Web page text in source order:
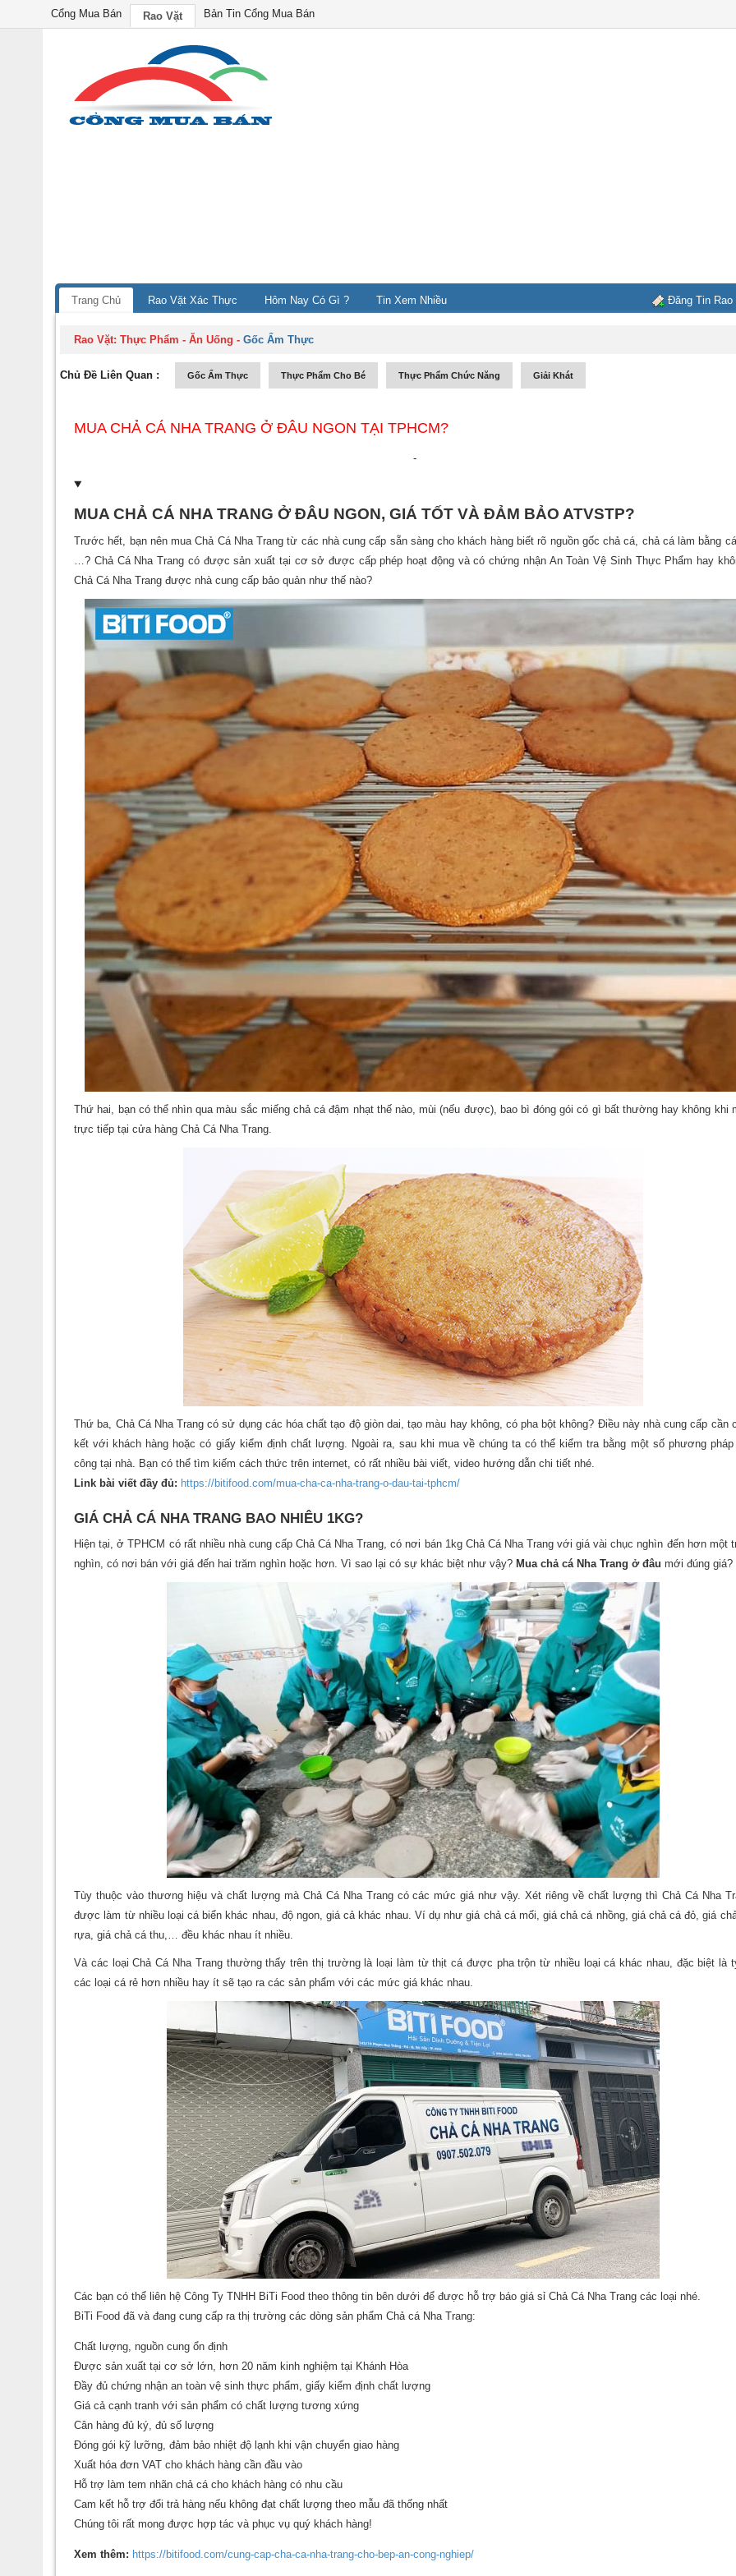
Cổng Mua Bán Rao Vặt Bản Tin Cổng Mua Bán
Trang Chủ Rao Vặt Xác Thực Hôm Nay Có Gì ? Tin Xem Nhiều Đăng Tin Rao
Rao Vặt:Thực Phẩm - Ăn Uống -Gốc Ẩm Thực
Chủ Đề Liên Quan : Gốc Ẩm Thực Thực Phẩm Cho Bé Thực Phẩm Chức Năng Giải Khát
MUA CHẢ CÁ NHA TRANG Ở ĐÂU NGON TẠI TPHCM?
-
MUA CHẢ CÁ NHA TRANG Ở ĐÂU NGON, GIÁ TỐT VÀ ĐẢM BẢO ATVSTP?
Trước hết, bạn nên mua Chả Cá Nha Trang từ các nhà cung cấp sẵn sàng cho khách hàng biết rõ nguồn gốc chả cá, chả cá làm bằng
…? Chả Cá Nha Trang có được sản xuất tại cơ sở được cấp phép hoạt động và có chứng nhận An Toàn Vệ Sinh Thực Phẩm hay
Chả Cá Nha Trang được nhà cung cấp bảo quản như thế nào?
Thứ hai, bạn có thể nhìn qua màu sắc miếng chả cá đậm nhạt thế nào, mùi (nếu được), bao bì đóng gói có gì bất thường hay không khi
trực tiếp tại cửa hàng Chả Cá Nha Trang.
Thứ ba, Chả Cá Nha Trang có sử dụng các hóa chất tạo độ giòn dai, tạo màu hay không, có pha bột không? Điều này nhà cung cấp cần
kết với khách hàng hoặc có giấy kiểm định chất lượng. Ngoài ra, sau khi mua về chúng ta có thể kiểm tra bằng một số phương pháp
công tại nhà. Bạn có thể tìm kiếm cách thức trên internet, có rất nhiều bài viết, video hướng dẫn chi tiết nhé.
Link bài viết đầy đủ: https://bitifood.com/mua-cha-ca-nha-trang-o-dau-tai-tphcm/
GIÁ CHẢ CÁ NHA TRANG BAO NHIÊU 1KG?
Hiện tại, ở TPHCM có rất nhiều nhà cung cấp Chả Cá Nha Trang, có nơi bán 1kg Chả Cá Nha Trang với giá vài chục nghìn đến hơn một
nghìn, có nơi bán với giá đến hai trăm nghìn hoặc hơn. Vì sao lại có sự khác biệt như vậy? Mua chả cá Nha Trang ở đâu mới đúng giá?
Tùy thuộc vào thương hiệu và chất lượng mà Chả Cá Nha Trang có các mức giá như vậy. Xét riêng về chất lượng thì Chả Cá Nha
được làm từ nhiều loại cá biển khác nhau, độ ngon, giá cả khác nhau. Ví dụ như giá chả cá mối, giá chả cá nhồng, giá chả cá đỏ, giá
rựa, giá chả cá thu,… đều khác nhau ít nhiều.
Và các loại Chả Cá Nha Trang thường thấy trên thị trường là loại làm từ thịt cá được pha trộn từ nhiều loại cá khác nhau, đặc biệt là
các loại cá rẻ hơn nhiều hay ít sẽ tạo ra các sản phẩm với các mức giá khác nhau.
Các bạn có thể liên hệCông Ty TNHH BiTi Food theo thông tin bên dưới để được hỗ trợ báo giá sỉ Chả Cá Nha Trang các loại nhé.
BiTi Food đã và đang cung cấp ra thị trường các dòng sản phẩm Chả cá Nha Trang:
Chất lượng, nguồn cung ổn định
Được sản xuất tại cơ sở lớn, hơn 20 năm kinh nghiệm tại Khánh Hòa
Đầy đủ chứng nhận an toàn vệ sinh thực phẩm, giấy kiểm định chất lượng
Giá cả cạnh tranh với sản phẩm có chất lượng tương xứng
Cân hàng đủ ký, đủ số lượng
Đóng gói kỹ lưỡng, đảm bảo nhiệt độ lạnh khi vận chuyển giao hàng
Xuất hóa đơn VAT cho khách hàng cần đầu vào
Hỗ trợ làm tem nhãn chả cá cho khách hàng có nhu cầu
Cam kết hỗ trợ đổi trả hàng nếu không đạt chất lượng theo mẫu đã thống nhất
Chúng tôi rất mong được hợp tác và phục vụ quý khách hàng!
Xem thêm: https://bitifood.com/cung-cap-cha-ca-nha-trang-cho-bep-an-cong-nghiep/